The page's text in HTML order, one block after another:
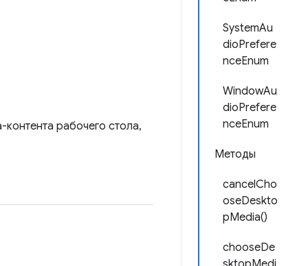
SystemAu
dioPrefere
nceEnum
WindowAu
dioPrefere
nceEnum
Методы
cancelCho
oseDeskto
pMedia()
chooseDe
рабочего стола,